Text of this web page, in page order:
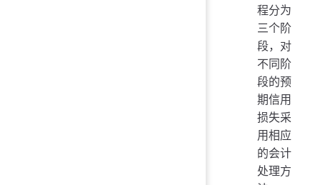
程分为
三个阶
段，对
不同阶
段的预
期信用
损失采
用相应
的会计
处理方